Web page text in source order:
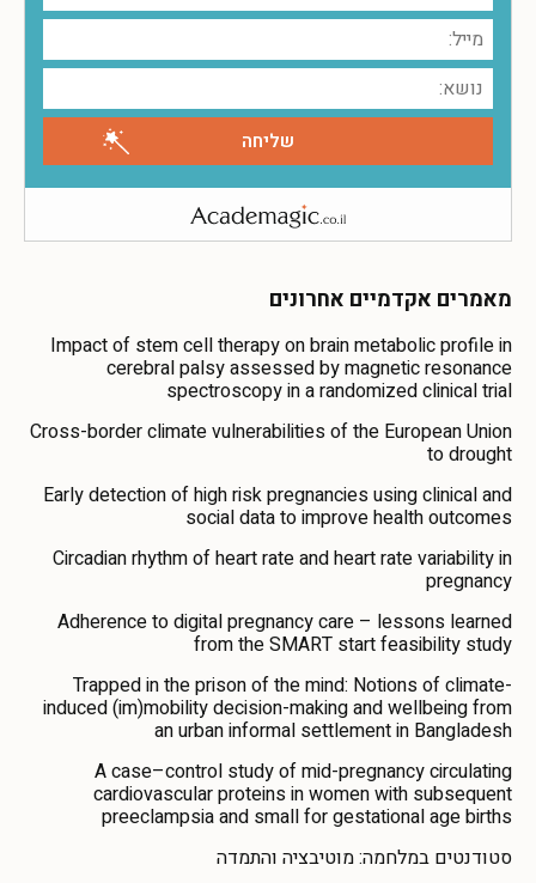
מאמרים אקדמיים אחרונים
Impact of stem cell therapy on brain metabolic profile in
cerebral palsy assessed by magnetic resonance
spectroscopy in a randomized clinical trial
Cross-border climate vulnerabilities of the European Union
to drought
Early detection of high risk pregnancies using clinical and
social data to improve health outcomes
Circadian rhythm of heart rate and heart rate variability in
pregnancy
Adherence to digital pregnancy care – lessons learned
from the SMART start feasibility study
Trapped in the prison of the mind: Notions of climate-
induced (im)mobility decision-making and wellbeing from
an urban informal settlement in Bangladesh
A case–control study of mid-pregnancy circulating
cardiovascular proteins in women with subsequent
preeclampsia and small for gestational age births
סטודנטים במלחמה: מוטיבציה והתמדה